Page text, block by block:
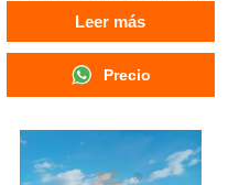
Nigeria, Etiopía y Tanzania
3. La calidad de los productos
está personalizada para
granjas avícolas locales
4. Stock de jaulas avícolas y
equipos para granjas avícolas
a la venta
5. Recepción en línea 24
Leer más
Precio